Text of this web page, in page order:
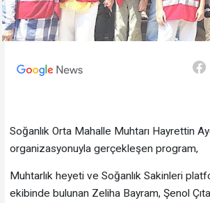
Soğanlık Orta Mahalle Muhtarı Hayrettin
organizasyonuyla gerçekleşen program,
Muhtarlık heyeti ve Soğanlık Sakinleri
ekibinde bulunan Zeliha Bayram, Şenol